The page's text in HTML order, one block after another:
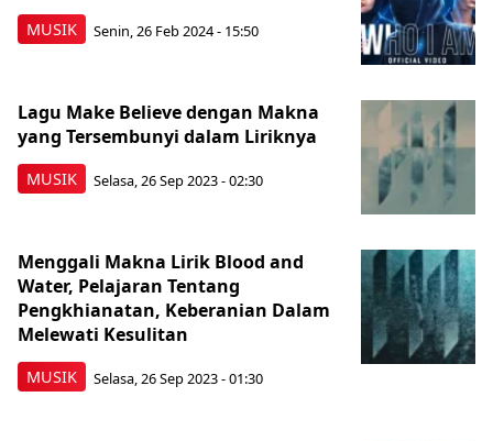
MUSIK Senin, 26 Feb 2024 - 15:50
MUSIK
Lagu Make Believe dengan Makna
yang Tersembunyi dalam Liriknya
Selasa, 26 Sep 2023 - 02:30
MUSIK
Menggali Makna Lirik Blood and
Water, Pelajaran Tentang
Pengkhianatan, Keberanian Dalam
Melewati Kesulitan
Selasa, 26 Sep 2023 - 01:30